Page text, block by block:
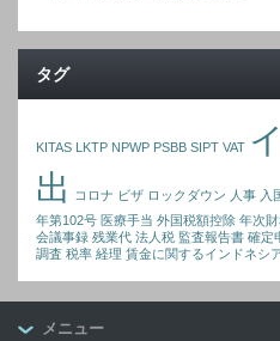
タグ
KITAS LKTP NPWP PSBB SIPT VAT
出
コロナ ビザ ロックダウン 人事 入
年第102号 医療手当 外国税額控除 年次
会議事録 残業代 法人税 監査報告書 確定
調査 税率 経理 賃金に関するインドネシ
メニュー